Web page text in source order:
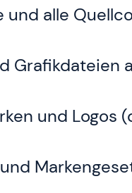
alle
Grafikdateien
und Logos